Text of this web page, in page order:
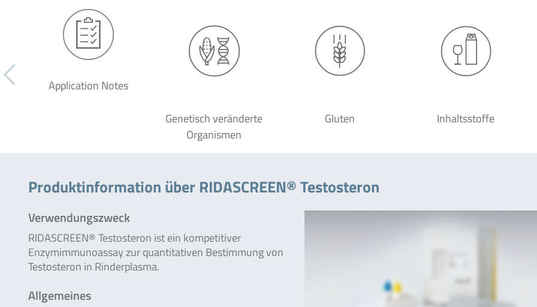
Application Notes
Genetisch veränderte
Organismen
Gluten Inhaltsstoffe
Produktinformation über RIDASCREEN® Testosteron
Verwendungszweck
RIDASCREEN® Testosteron ist ein kompetitiver
Enzymimmunoassay zur quantitativen Bestimmung von
Testosteron in Rinderplasma.
Allgemeines